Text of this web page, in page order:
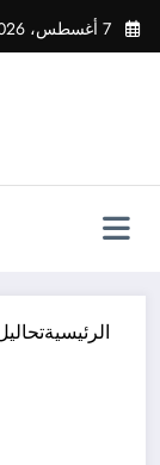
التجاوز
إلى
7 أغسطس، 2026
الرئيسية